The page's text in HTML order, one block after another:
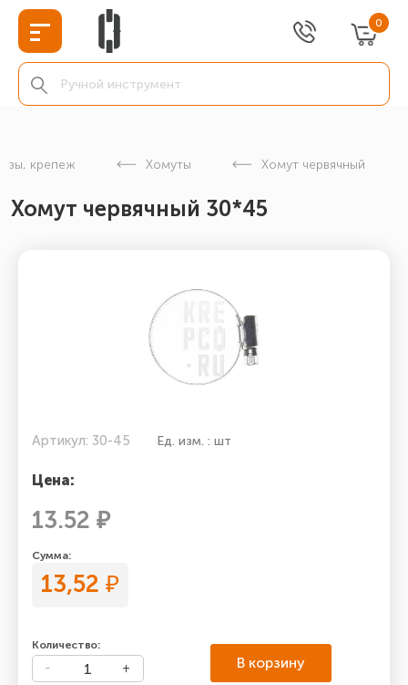
0
крепеж Хомуты Хомут червячный
Хомут червячный 30*45
Артикул: 30-45 Ед. изм. : шт
Цена:
13.52 ₽
Сумма:
13,52 ₽
Количество:
В корзину